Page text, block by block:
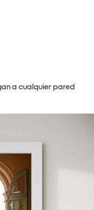
a cualquier pared